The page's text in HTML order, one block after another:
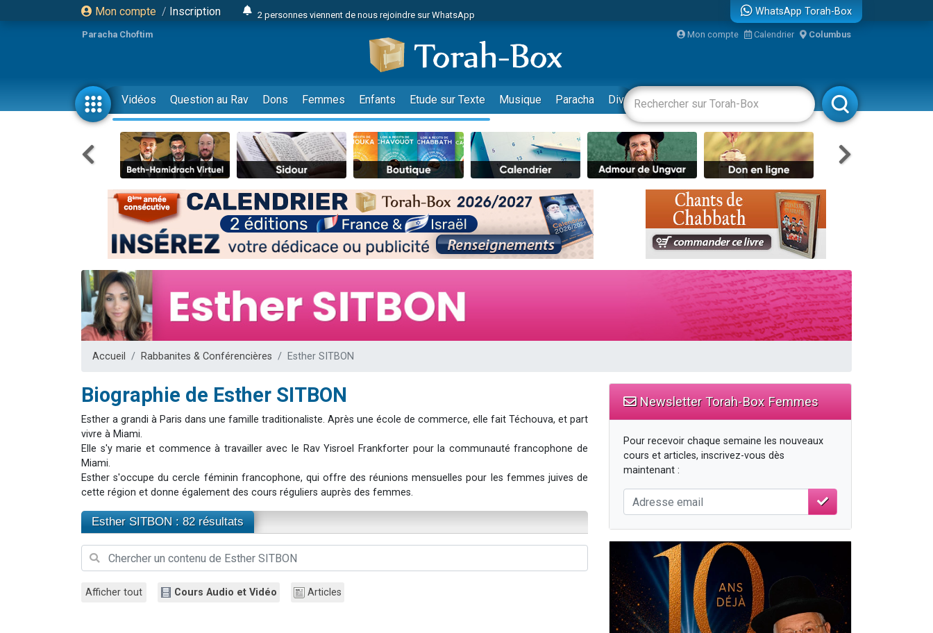
Mon compte / Inscription
2 personnes viennent de nous rejoindre sur WhatsApp
3 personnes viennent de faire un don pour Événements Torah-Box
2 personnes viennent de faire un don pour Tsédaka : pauvres d'Israel
3 personnes viennent de nous rejoindre sur WhatsApp
11 personnes viennent de demander une bénédiction
3 personnes viennent de faire un don pour Diane, 80 ans, dans un appartement insalubre
Il reste 49 places pour étudier en groupe sur Zoom
2 personnes viennent de nous rejoindre sur WhatsApp
29 personnes viennent de demander une bénédiction
Il reste 49 places pour étudier en groupe sur Zoom
2 personnes viennent de nous rejoindre sur WhatsApp
6 personnes viennent de nous rejoindre sur WhatsApp
2 personnes viennent de faire un don pour 1 Journée de Vacances Pour les Enfants
17 personnes viennent de demander une bénédiction
4 personnes viennent de nous rejoindre sur WhatsApp
Eva vient de donner son Maasser
WhatsApp Torah-Box
Paracha Choftim Mon compte Calendrier Columbus
Vidéos Question au Rav Dons Femmes Enfants Etude sur Texte Musique Paracha Divertissements Livres Rabbanim
Accueil Rabbanites & Conférencières Esther SITBON
Biographie de Esther SITBON
Esther a grandi à Paris dans une famille traditionaliste. Après une école de commerce, elle fait Téchouva, et part
vivre à Miami.
Elle s'y marie et commence à travailler avec le Rav Yisroel Frankforter pour la communauté francophone de
Miami.
Esther s'occupe du cercle féminin francophone, qui offre des réunions mensuelles pour les femmes juives de
cette région et donne également des cours réguliers auprès des femmes.
Esther SITBON : 82 résultats
Afficher tout Cours Audio et Vidéo Articles
Newsletter Torah-Box Femmes
Pour recevoir chaque semaine les nouveaux
cours et articles, inscrivez-vous dès
maintenant :